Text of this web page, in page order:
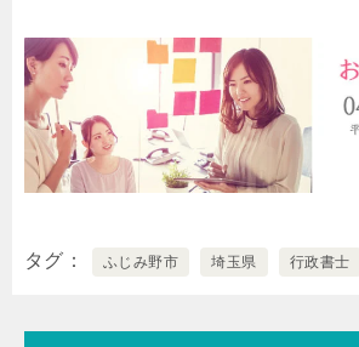
タグ ふじみ野市 埼玉県 行政書士